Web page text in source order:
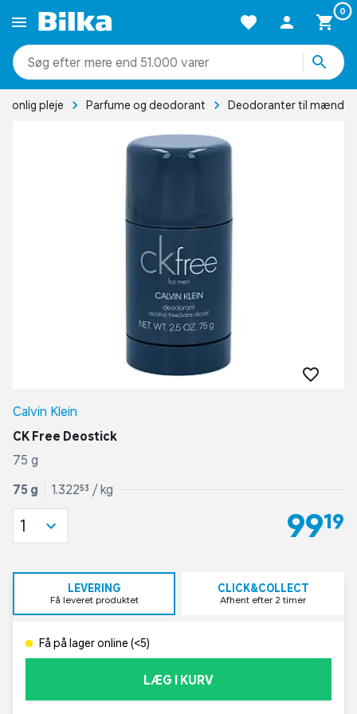
0
mere end 51.000 varer
pleje Parfume og deodorant Deodoranter til mænd
Calvin Klein
CK Free Deostick
75 g
75 g 1.322,53 / kg
99,19
1
LEVERING
Få leveret produktet
CLICK&COLLECT
Afhent efter 2 timer
Få på lager online (<5)
LÆG I KURV